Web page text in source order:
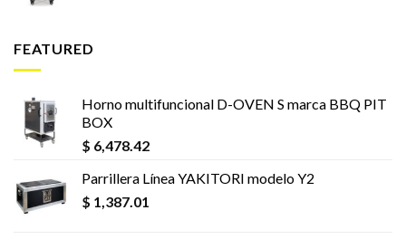
FEATURED
Horno multifuncional D-OVEN S marca BBQ PIT
BOX
$ 6,478.42
Parrillera Línea YAKITORI modelo Y2
$ 1,387.01